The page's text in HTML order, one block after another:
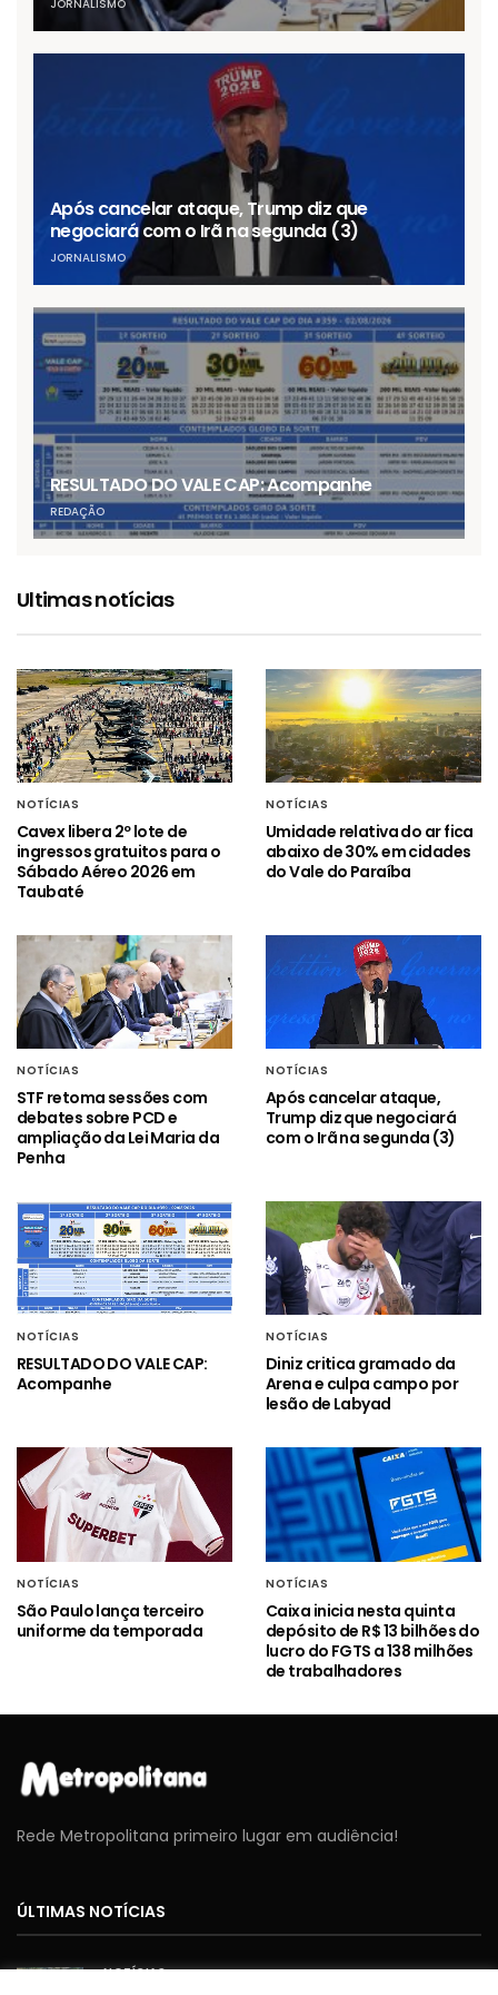
JORNALISMO
Após cancelar ataque, Trump diz que
negociará com o Irã na segunda (3)
JORNALISMO
RESULTADO DO VALE CAP: Acompanhe
REDAÇÃO
Ultimas notícias
NOTÍCIAS
Cavex libera 2º lote de
ingressos gratuitos para o
Sábado Aéreo 2026 em
Taubaté
NOTÍCIAS
Umidade relativa do ar fica
abaixo de 30% em cidades
do Vale do Paraíba
NOTÍCIAS
STF retoma sessões com
debates sobre PCD e
ampliação da Lei Maria da
Penha
NOTÍCIAS
Após cancelar ataque,
Trump diz que negociará
com o Irã na segunda (3)
NOTÍCIAS
RESULTADO DO VALE CAP:
Acompanhe
NOTÍCIAS
Diniz critica gramado da
Arena e culpa campo por
lesão de Labyad
NOTÍCIAS
São Paulo lança terceiro
uniforme da temporada
NOTÍCIAS
Caixa inicia nesta quinta
depósito de R$ 13 bilhões do
lucro do FGTS a 138 milhões
de trabalhadores
Rede Metropolitana primeiro lugar em audiência!
ÚLTIMAS NOTÍCIAS
NOTÍCIAS